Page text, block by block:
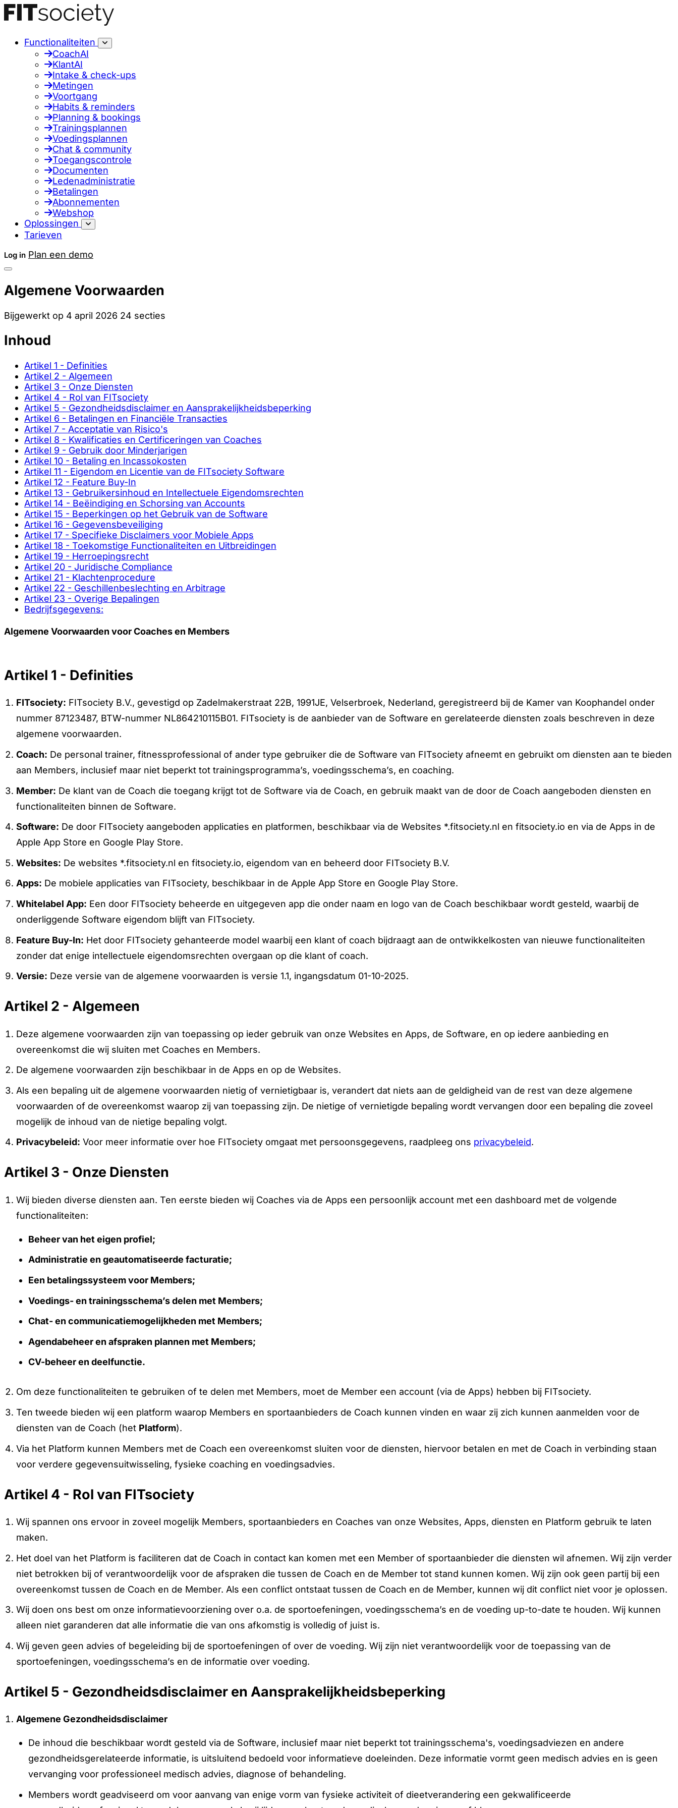
Functionaliteiten
CoachAI
KlantAI
Intake & check-ups
Metingen
Voortgang
Habits & reminders
Planning & bookings
Trainingsplannen
Voedingsplannen
Chat & community
Toegangscontrole
Documenten
Ledenadministratie
Betalingen
Abonnementen
Webshop
Oplossingen
Tarieven
Log in Plan een demo
Algemene Voorwaarden
Bijgewerkt op 4 april 2026 24 secties
Inhoud
Artikel 1 - Definities
Artikel 2 - Algemeen
Artikel 3 - Onze Diensten
Artikel 4 - Rol van FITsociety
Artikel 5 - Gezondheidsdisclaimer en Aansprakelijkheidsbeperking
Artikel 6 - Betalingen en Financiële Transacties
Artikel 7 - Acceptatie van Risico's
Artikel 8 - Kwalificaties en Certificeringen van Coaches
Artikel 9 - Gebruik door Minderjarigen
Artikel 10 - Betaling en Incassokosten
Artikel 11 - Eigendom en Licentie van de FITsociety Software
Artikel 12 - Feature Buy-In
Artikel 13 - Gebruikersinhoud en Intellectuele Eigendomsrechten
Artikel 14 - Beëindiging en Schorsing van Accounts
Artikel 15 - Beperkingen op het Gebruik van de Software
Artikel 16 - Gegevensbeveiliging
Artikel 17 - Specifieke Disclaimers voor Mobiele Apps
Artikel 18 - Toekomstige Functionaliteiten en Uitbreidingen
Artikel 19 - Herroepingsrecht
Artikel 20 - Juridische Compliance
Artikel 21 - Klachtenprocedure
Artikel 22 - Geschillenbeslechting en Arbitrage
Artikel 23 - Overige Bepalingen
Bedrijfsgegevens:
Algemene Voorwaarden voor Coaches en Members
Artikel 1 - Definities
FITsociety: FITsociety B.V., gevestigd op Zadelmakerstraat 22B, 1991JE, Velserbroek, Nederland, geregistreerd bij de Kamer van Koophandel onder
nummer 87123487, BTW-nummer NL864210115B01. FITsociety is de aanbieder van de Software en gerelateerde diensten zoals beschreven in deze
algemene voorwaarden.
Coach: De personal trainer, fitnessprofessional of ander type gebruiker die de Software van FITsociety afneemt en gebruikt om diensten aan te bieden
aan Members, inclusief maar niet beperkt tot trainingsprogramma’s, voedingsschema’s, en coaching.
Member: De klant van de Coach die toegang krijgt tot de Software via de Coach, en gebruik maakt van de door de Coach aangeboden diensten en
functionaliteiten binnen de Software.
Software: De door FITsociety aangeboden applicaties en platformen, beschikbaar via de Websites *.fitsociety.nl en fitsociety.io en via de Apps in de
Apple App Store en Google Play Store.
Websites: De websites *.fitsociety.nl en fitsociety.io, eigendom van en beheerd door FITsociety B.V.
Apps: De mobiele applicaties van FITsociety, beschikbaar in de Apple App Store en Google Play Store.
Whitelabel App: Een door FITsociety beheerde en uitgegeven app die onder naam en logo van de Coach beschikbaar wordt gesteld, waarbij de
onderliggende Software eigendom blijft van FITsociety.
Feature Buy-In: Het door FITsociety gehanteerde model waarbij een klant of coach bijdraagt aan de ontwikkelkosten van nieuwe functionaliteiten
zonder dat enige intellectuele eigendomsrechten overgaan op die klant of coach.
Versie: Deze versie van de algemene voorwaarden is versie 1.1, ingangsdatum 01-10-2025.
Artikel 2 - Algemeen
Deze algemene voorwaarden zijn van toepassing op ieder gebruik van onze Websites en Apps, de Software, en op iedere aanbieding en
overeenkomst die wij sluiten met Coaches en Members.
De algemene voorwaarden zijn beschikbaar in de Apps en op de Websites.
Als een bepaling uit de algemene voorwaarden nietig of vernietigbaar is, verandert dat niets aan de geldigheid van de rest van deze algemene
voorwaarden of de overeenkomst waarop zij van toepassing zijn. De nietige of vernietigde bepaling wordt vervangen door een bepaling die zoveel
mogelijk de inhoud van de nietige bepaling volgt.
Privacybeleid: Voor meer informatie over hoe FITsociety omgaat met persoonsgegevens, raadpleeg ons privacybeleid.
Artikel 3 - Onze Diensten
Wij bieden diverse diensten aan. Ten eerste bieden wij Coaches via de Apps een persoonlijk account met een dashboard met de volgende
functionaliteiten:
Beheer van het eigen profiel;
Administratie en geautomatiseerde facturatie;
Een betalingssysteem voor Members;
Voedings- en trainingsschema’s delen met Members;
Chat- en communicatiemogelijkheden met Members;
Agendabeheer en afspraken plannen met Members;
CV-beheer en deelfunctie.
Om deze functionaliteiten te gebruiken of te delen met Members, moet de Member een account (via de Apps) hebben bij FITsociety.
Ten tweede bieden wij een platform waarop Members en sportaanbieders de Coach kunnen vinden en waar zij zich kunnen aanmelden voor de
diensten van de Coach (het Platform).
Via het Platform kunnen Members met de Coach een overeenkomst sluiten voor de diensten, hiervoor betalen en met de Coach in verbinding staan
voor verdere gegevensuitwisseling, fysieke coaching en voedingsadvies.
Artikel 4 - Rol van FITsociety
Wij spannen ons ervoor in zoveel mogelijk Members, sportaanbieders en Coaches van onze Websites, Apps, diensten en Platform gebruik te laten
maken.
Het doel van het Platform is faciliteren dat de Coach in contact kan komen met een Member of sportaanbieder die diensten wil afnemen. Wij zijn verder
niet betrokken bij of verantwoordelijk voor de afspraken die tussen de Coach en de Member tot stand kunnen komen. Wij zijn ook geen partij bij een
overeenkomst tussen de Coach en de Member. Als een conflict ontstaat tussen de Coach en de Member, kunnen wij dit conflict niet voor je oplossen.
Wij doen ons best om onze informatievoorziening over o.a. de sportoefeningen, voedingsschema’s en de voeding up-to-date te houden. Wij kunnen
alleen niet garanderen dat alle informatie die van ons afkomstig is volledig of juist is.
Wij geven geen advies of begeleiding bij de sportoefeningen of over de voeding. Wij zijn niet verantwoordelijk voor de toepassing van de
sportoefeningen, voedingsschema’s en de informatie over voeding.
Artikel 5 - Gezondheidsdisclaimer en Aansprakelijkheidsbeperking
Algemene Gezondheidsdisclaimer
De inhoud die beschikbaar wordt gesteld via de Software, inclusief maar niet beperkt tot trainingsschema's, voedingsadviezen en andere
gezondheidsgerelateerde informatie, is uitsluitend bedoeld voor informatieve doeleinden. Deze informatie vormt geen medisch advies en is geen
vervanging voor professioneel medisch advies, diagnose of behandeling.
Members wordt geadviseerd om voor aanvang van enige vorm van fysieke activiteit of dieetverandering een gekwalificeerde